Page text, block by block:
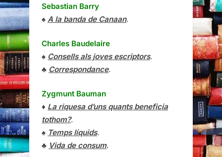
Sebastian Barry
♠ A la banda de Canaan.
Charles Baudelaire
♠ Consells als joves escriptors.
♣ Correspondance.
Zygmunt Bauman
♦ La riquesa d’uns quants beneficia
tothom?.
♠ Temps líquids.
♣ Vida de consum.